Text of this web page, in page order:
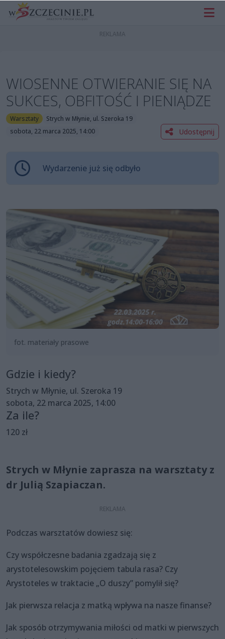
WIOSENNE OTWIERANIE SIĘ NA
SUKCES, OBFITOŚĆ I PIENIĄDZE
Warsztaty
Strych w Młynie, ul. Szeroka 19
sobota, 22 marca 2025, 14:00
Udostępnij
Wydarzenie już się odbyło
fot. materiały prasowe
Gdzie i kiedy?
Strych w Młynie, ul. Szeroka 19
sobota, 22 marca 2025, 14:00
Za ile?
120 zł
Strych w Młynie zaprasza na warsztaty z
dr Julią Szapiaczan.
Podczas warsztatów dowiesz się:
Czy współczesne badania zgadzają się z
arystotelesowskim pojęciem tabula rasa? Czy
Arystoteles w traktacie „O duszy” pomylił się?
Jak pierwsza relacja z matką wpływa na nasze finanse?
Jak sposób otrzymywania miłości od matki w pierwszych